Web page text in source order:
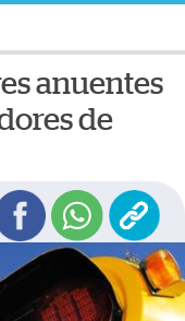
anuentes
de